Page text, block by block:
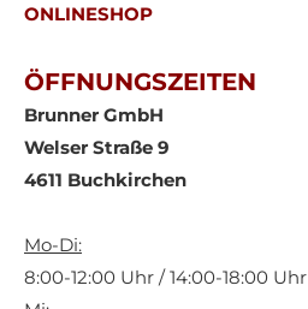
ONLINESHOP
ÖFFNUNGSZEITEN
Brunner GmbH
Welser Straße 9
4611 Buchkirchen
Mo-Di:
8:00-12:00 Uhr / 14:00-18:00 Uhr